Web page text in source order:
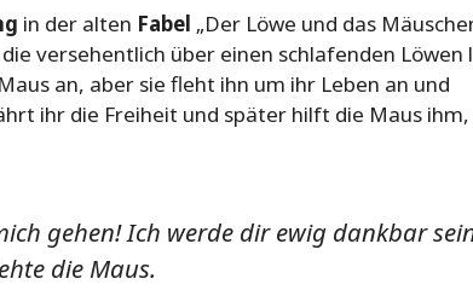
in der alten Fabel „Der Löwe und das
versehentlich über einen schlafenden Löwen
an, aber sie fleht ihn um ihr Leben an und
ihr die Freiheit und später hilft die Maus ihm,
gehen! Ich werde dir ewig dankbar
die Maus.